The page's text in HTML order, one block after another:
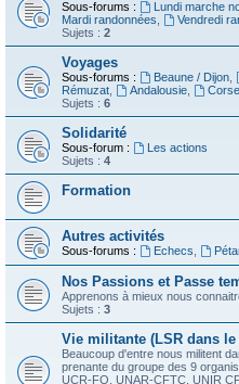
Sous-forums : Lundi marche
Mardi randonnées
Vendredi
Sujets : 2
Voyages
Sous-forums : Beaune / Dijon,
Rémuzat
Andalousie,
Sujets : 6
Solidarité
Sous-forum :
Les actions
Sujets : 4
Formation
Autres activités
Sous-forums : Echecs
Nos Passions et Passe
Apprenons à mieux nous
Sujets : 3
Vie militante (LSR dans
Beaucoup d'entre nous militent
prenante du groupe des 9
UCR-FO, UNAR-CFTC, UNIR